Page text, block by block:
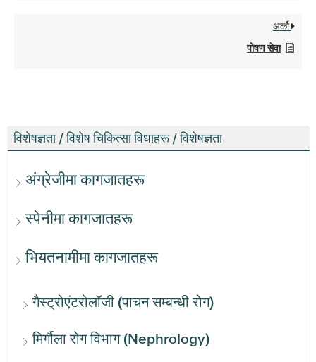
विशेषज्ञता / विशेष चिकित्सा विधाहरू / विशेषज्ञता
अंग्रेजीमा कागजातहरू
स्पेनीमा कागजातहरू
भियतनामीमा कागजातहरू
गैस्ट्रोएंटरोलॉजी (पाचन सम्बन्धी रोग)
मिर्गौला रोग विभाग (Nephrology)
अर्को
पोषण सेवा